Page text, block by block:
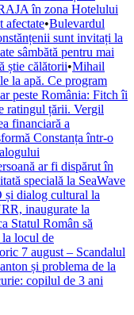
în zona Hotelului
afectate•Bulevardul
sunt invitați la
sâmbătă pentru mai
știe călătorii•Mihail
la apă. Ce program
peste România: Fitch îi
ratingul țării. Vergil
financiară a
Constanța într-o
ar fi dispărut în
specială la SeaWave
dialog cultural la
inaugurate la
Statul Român să
la locul de
7 august – Scandalul
și problema de la
copilul de 3 ani